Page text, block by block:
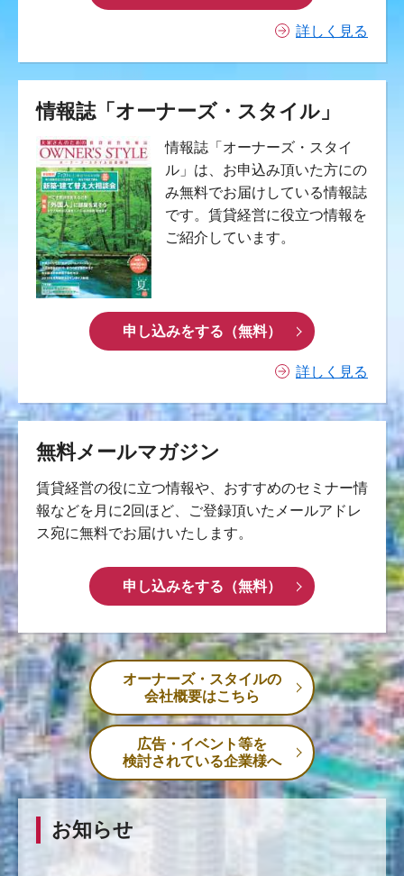
詳しく見る
情報誌「オーナーズ・スタイル」
情報誌「オーナーズ・スタイ
ル」は、お申込み頂いた方にの
み無料でお届けしている情報誌
です。賃貸経営に役立つ情報を
ご紹介しています。
申し込みをする（無料）
詳しく見る
無料メールマガジン
賃貸経営の役に立つ情報や、おすすめのセミナー情
報などを月に2回ほど、ご登録頂いたメールアドレ
ス宛に無料でお届けいたします。
申し込みをする（無料）
オーナーズ・スタイルの
会社概要はこちら
広告・イベント等を
検討されている企業様へ
お知らせ